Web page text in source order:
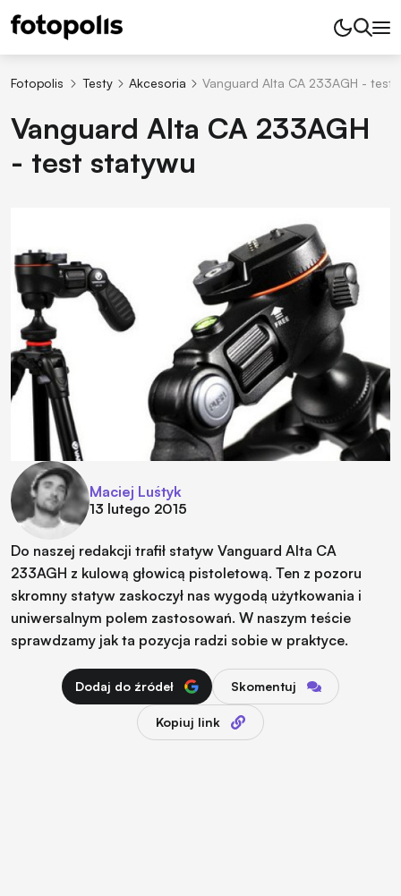
Fotopolis Testy Akcesoria Vanguard Alta CA 233AGH - test
Vanguard Alta CA 233AGH
- test statywu
Maciej Luśtyk
13 lutego 2015
Do naszej redakcji trafił statyw Vanguard Alta CA
233AGH z kulową głowicą pistoletową. Ten z pozoru
skromny statyw zaskoczył nas wygodą użytkowania i
uniwersalnym polem zastosowań. W naszym teście
sprawdzamy jak ta pozycja radzi sobie w praktyce.
Dodaj do źródeł Skomentuj
Kopiuj link